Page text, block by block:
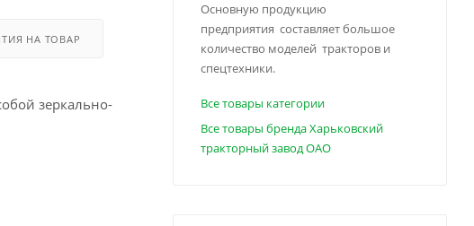
НА ТОВАР
зеркально-
Основную продукцию
предприятия составляет большое
количество моделей тракторов и
спецтехники.
Все товары категории
Все товары бренда Харьковский
тракторный завод ОАО